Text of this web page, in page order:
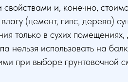
свойствами и, конечно,
(цемент, гипс, дерево)
только в сухих
нельзя использовать на
при выборе грунтовочной